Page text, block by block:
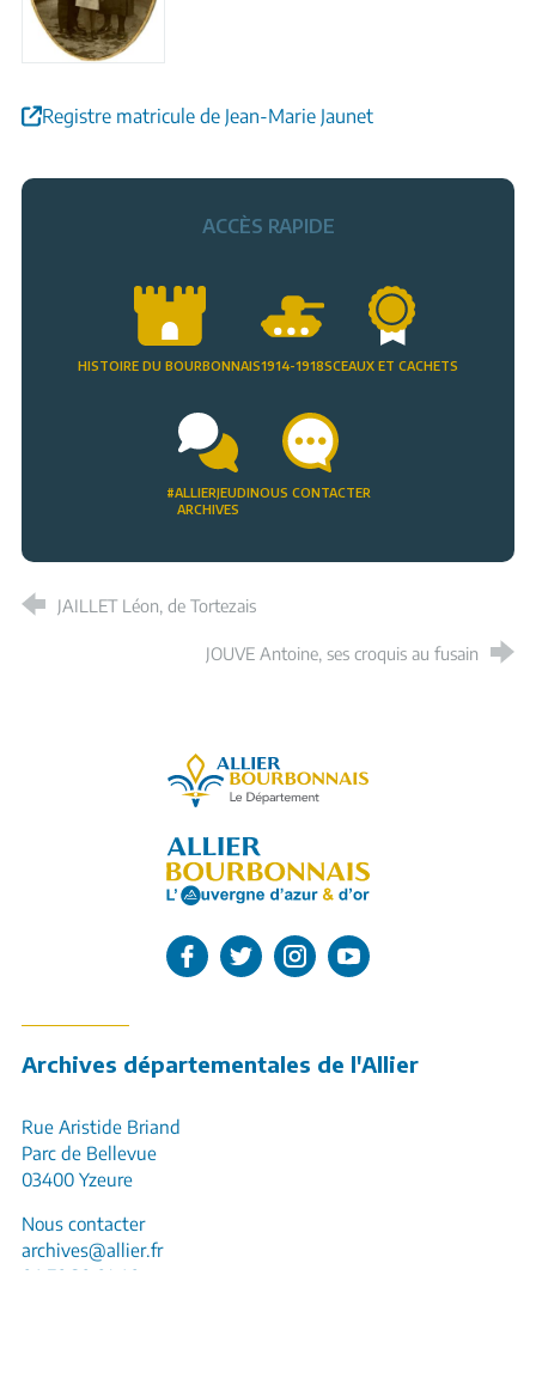
Registre matricule de Jean-Marie Jaunet
ACCÈS RAPIDE
HISTOIRE DU BOURBONNAIS1914-1918SCEAUX ET CACHETS
#ALLIERJEUDI
ARCHIVES
NOUS CONTACTER
JAILLET Léon, de Tortezais
JOUVE Antoine, ses croquis au fusain
Allier, le département
L'Allier sur Facebook
L'Allier sur Twitter
L'Allier sur Instagram
L'Allier sur Youtube
Archives départementales de l'Allier
Rue Aristide Briand
Parc de Bellevue
03400 Yzeure
Nous contacter
archives@allier.fr
04 70 20 01 40